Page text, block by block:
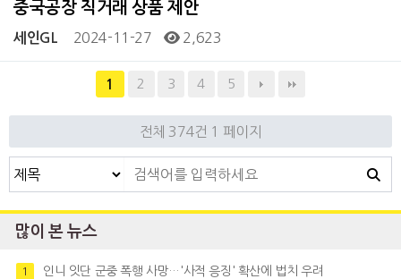
중국공장 직거래 상품 제안
세인GL 2024-11-27 2,623
1 2 3 4 5
전체 374건 1 페이지
많이 본 뉴스
1 인니 잇단 군중 폭행 사망…'사적 응징' 확산에 법치 우려